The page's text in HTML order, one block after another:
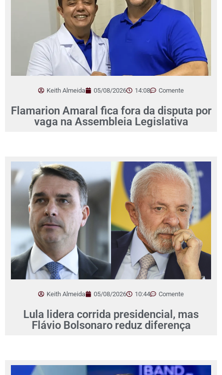
Keith Almeida 05/08/2026 14:08 Comente
Flamarion Amaral fica fora da disputa por
vaga na Assembleia Legislativa
Keith Almeida 05/08/2026 10:44 Comente
Lula lidera corrida presidencial, mas
Flávio Bolsonaro reduz diferença